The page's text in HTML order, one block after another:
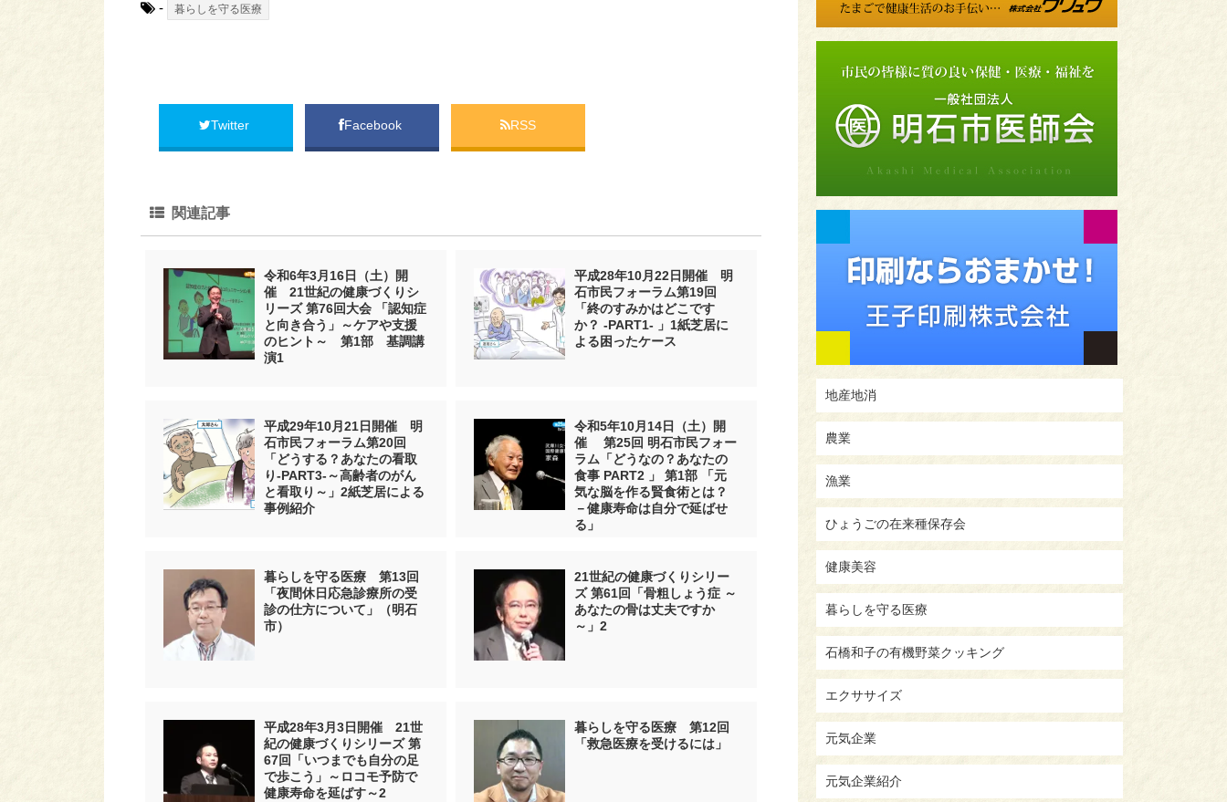
- 暮らしを守る医療
Twitter Facebook RSS
関連記事
令和6年3月16日（土）開
催 21世紀の健康づくりシ
リーズ 第76回大会 「認知症
と向き合う」～ケアや支援
のヒント～ 第1部 基調講
演1
平成28年10月22日開催 明
石市民フォーラム第19回
「終のすみかはどこです
か？ -PART1- 」1紙芝居に
よる困ったケース
平成29年10月21日開催 明
石市民フォーラム第20回
「どうする？あなたの看取
り-PART3-～高齢者のがん
と看取り～」2紙芝居による
事例紹介
令和5年10月14日（土）開
催 第25回 明石市民フォー
ラム「どうなの？あなたの
食事 PART2 」 第1部 「元
気な脳を作る賢食術とは？
－健康寿命は自分で延ばせ
る」
暮らしを守る医療 第13回
「夜間休日応急診療所の受
診の仕方について」（明石
市）
21世紀の健康づくりシリー
ズ 第61回「骨粗しょう症 ～
あなたの骨は丈夫ですか
～」2
平成28年3月3日開催 21世
紀の健康づくりシリーズ 第
67回「いつまでも自分の足
で歩こう」～ロコモ予防で
健康寿命を延ばす～2
暮らしを守る医療 第12回
「救急医療を受けるには」
地産地消
農業
漁業
ひょうごの在来種保存会
健康美容
暮らしを守る医療
石橋和子の有機野菜クッキング
エクササイズ
元気企業
元気企業紹介